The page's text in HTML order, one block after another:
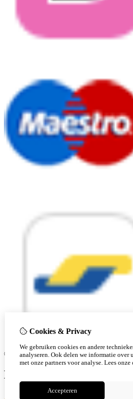
© Copyright 2026 |
Cookies & Privacy
We gebruiken cookies en andere
analyseren. Ook delen we informatie over
met onze partners voor analyse. Lees
Accepteren
Ben je 18 of ouder?